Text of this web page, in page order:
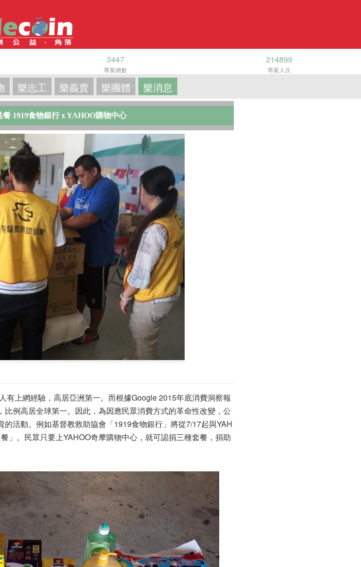
3447
專案總數
214899
專案人次
樂志工 樂義賣 樂團體 樂消息
餐 1919食物銀行 x YAHOO購物中心
有上網經驗，高居亞洲第一。而根據Google 2015年底消費洞察報
例高居全球第一。因此，為因應民眾消費方式的革命性改變，公
活動。例如基督教救助協會「1919食物銀行」將從7/17起與YAH
」。民眾只要上YAHOO奇摩購物中心，就可認捐三種套餐，捐助